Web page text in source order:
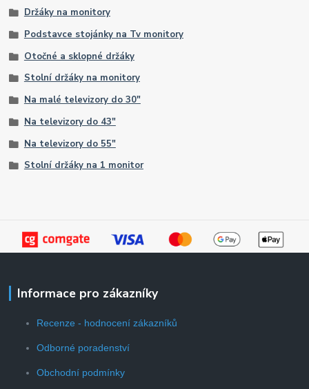
Držáky na monitory
Podstavce stojánky na Tv monitory
Otočné a sklopné držáky
Stolní držáky na monitory
Na malé televizory do 30"
Na televizory do 43"
Na televizory do 55"
Stolní držáky na 1 monitor
Informace pro zákazníky
Recenze - hodnocení zákazníků
Odborné poradenství
Obchodní podmínky